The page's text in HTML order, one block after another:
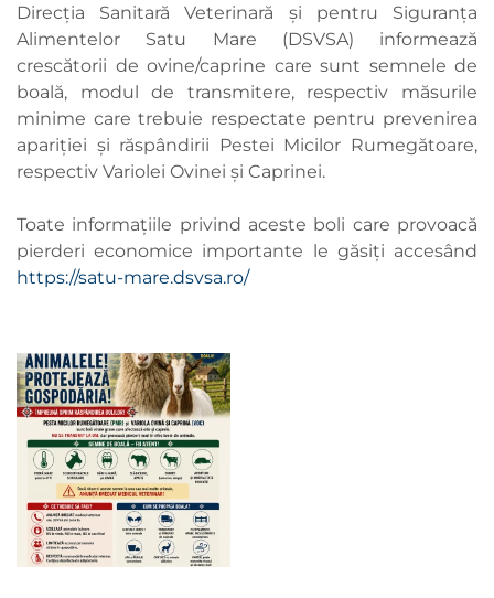
Direcția Sanitară Veterinară și pentru Siguranța
Alimentelor Satu Mare (DSVSA) informează
crescătorii de ovine/caprine care sunt semnele de
boală, modul de transmitere, respectiv măsurile
minime care trebuie respectate pentru prevenirea
apariției și răspândirii Pestei Micilor Rumegătoare,
respectiv Variolei Ovinei și Caprinei.
Toate informațiile privind aceste boli care provoacă
pierderi economice importante le găsiți accesând
https://satu-mare.dsvsa.ro/